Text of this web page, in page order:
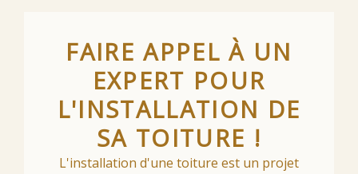
FAIRE APPEL À UN
EXPERT POUR
L'INSTALLATION DE
SA TOITURE !
L'installation d'une toiture est un projet